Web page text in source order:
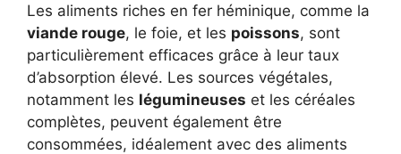
Les aliments riches en fer héminique, comme la
viande rouge, le foie, et les poissons, sont
particulièrement efficaces grâce à leur taux
d’absorption élevé. Les sources végétales,
notamment les légumineuses et les céréales
complètes, peuvent également être
consommées, idéalement avec des aliments